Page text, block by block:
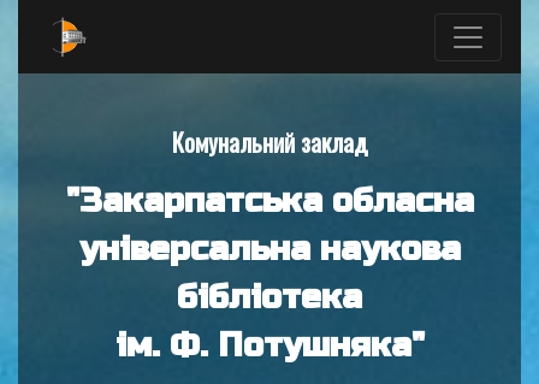
Комунальний заклад
"Закарпатська обласна
універсальна наукова
бібліотека
ім. Ф. Потушняка"